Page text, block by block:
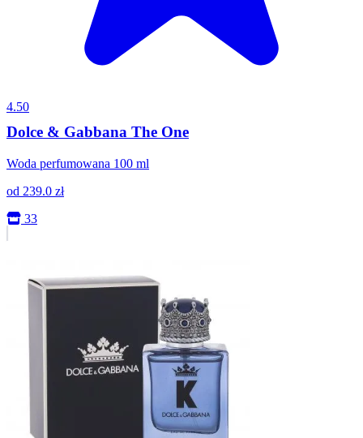
4.50
Dolce & Gabbana The One
Woda perfumowana 100 ml
od 239.0 zł
33